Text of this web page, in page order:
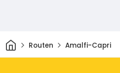
HeimRouten Amalfi-Capri